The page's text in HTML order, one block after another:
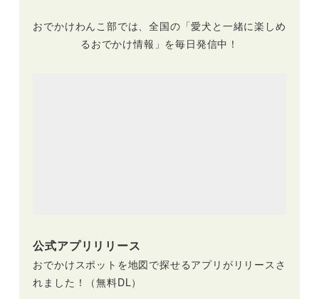
おでかけわんこ部では、全国の「愛犬と一緒に楽しめ
るおでかけ情報」を毎日発信中！
公式アプリリリース
おでかけスポットを地図で探せるアプリがリリースさ
れました！（無料DL）